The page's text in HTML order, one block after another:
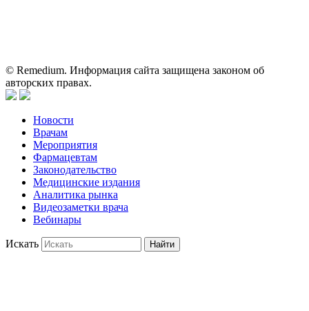
© Remedium. Информация сайта защищена законом об
авторских правах.
Новости
Врачам
Мероприятия
Фармацевтам
Законодательство
Медицинские издания
Аналитика рынка
Видеозаметки врача
Вебинары
Искать Найти